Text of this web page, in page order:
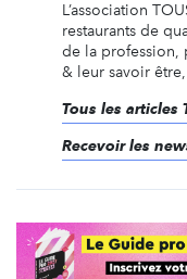
L’association
restaurants de
de la profession,
& leur savoir
Tous les articles
Recevoir les